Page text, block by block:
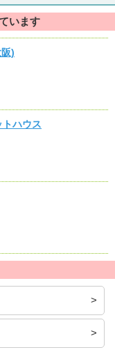
います
)
ハウス